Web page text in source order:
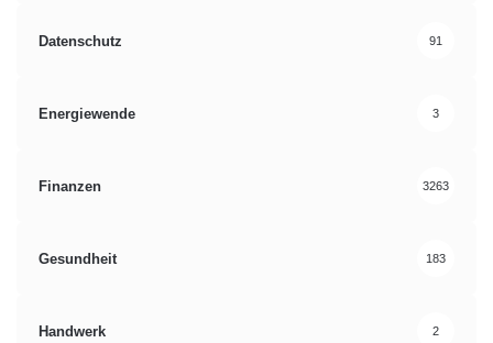
Datenschutz 91
Energiewende 3
Finanzen 3263
Gesundheit 183
Handwerk 2